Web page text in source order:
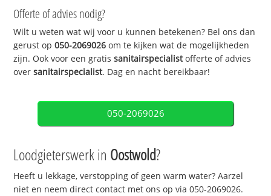
Offerte of advies nodig?
Wilt u weten wat wij voor u kunnen betekenen? Bel ons dan
gerust op050-2069026 om te kijken wat de mogelijkheden
zijn. Ook voor een gratissanitairspecialistofferte of advies
oversanitairspecialist. Dag en nacht bereikbaar!
050-2069026
Loodgieterswerk in Oostwold?
Heeft u lekkage, verstopping of geen warm water? Aarzel
niet en neem direct contact met ons op via 050-2069026.